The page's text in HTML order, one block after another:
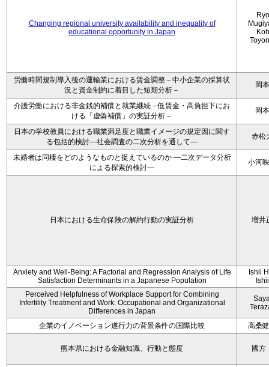
Changing regional university availability and inequality of
educational opportunity in Japan
労働時間規制導入後の運輸業における賃金調整－中小企業の採算状
況と資金制約に着目した短期分析－
岡
介護労働における非金銭的補償と就業継続－低賃金・高負担下にお
ける「虚偽補償」の実証分析－
岡
日本の学校教員における職業満足度と職業イメージの規定因に関す
る包括的検討―社会調査の二次分析を通して―
赤松
未婚者は同棲をどのようなものと捉えているのか —二次データ分析
による探索的検討—
小河
日本における生命保険の解約行動の実証分析 増井
Anxiety and Well-Being: A Factorial and Regression Analysis of Life
Satisfaction Determinants in a Japanese Population
Ishii
Perceived Helpfulness of Workplace Support for Combining
Infertility Treatment and Work: Occupational and Organizational
Differences in Japan
企業のイノベーション遂行力の背景条件の国際比較 高桑
熊本県における金融知識、行動と態度 國